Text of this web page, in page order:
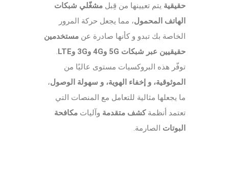
حقيقية يتم تعيينها من قِبل مشغّلي شبكات
الهاتف المحمول، مما يجعل حركة المرور
الخاصة بك تبدو و كأنها صادرة عن مستخدمين
حقيقيين عبر شبكات 5G و4G و3G وLTE
توفّر هذه البروكسيات مستوى عاليًا من
الموثوقية، و إخفاء الهوية، و سهولة الوصول،
ما يجعلها مثالية للتعامل مع المنصات التي
تعتمد أنظمةكشف متقدمة وآليات مكافحة
البوتات الصارمة.